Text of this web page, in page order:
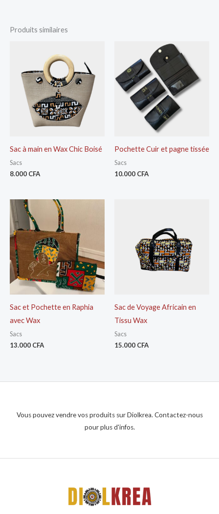
Produits similaires
Sac à main en Wax Chic Boisé
Sacs
8.000 CFA
Pochette Cuir et pagne tissée
Sacs
10.000 CFA
Sac et Pochette en Raphia
avec Wax
Sacs
13.000 CFA
Sac de Voyage Africain en
Tissu Wax
Sacs
15.000 CFA
Vous pouvez vendre vos produits sur Diolkrea. Contactez-nous
pour plus d'infos.